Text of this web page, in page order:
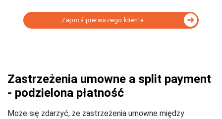
Zaproś pierwszego klienta
Zastrzeżenia umowne a split payment
- podzielona płatność
Może się zdarzyć, że zastrzeżenia umowne między